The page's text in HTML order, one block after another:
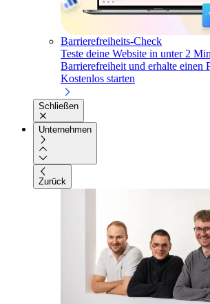
Barrierefreiheits-Check
Teste deine Website in unter 2
Barrierefreiheit und erhalte einen
Kostenlos starten
Schließen
Unternehmen
Zurück